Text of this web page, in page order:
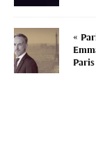
«
Paris